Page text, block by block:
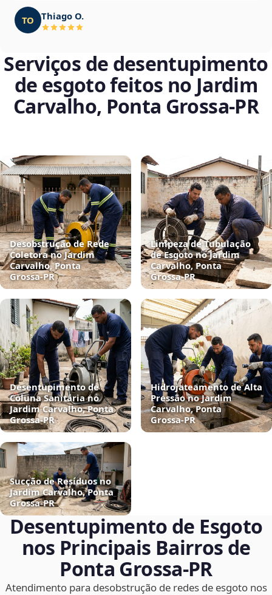
TO Thiago O.
Serviços de desentupimento
de esgoto feitos no Jardim
Carvalho, Ponta Grossa‑PR
Desobstrução de Rede
Coletora no Jardim
Carvalho, Ponta
Grossa‑PR
Limpeza de Tubulação
de Esgoto no Jardim
Carvalho, Ponta
Grossa‑PR
Desentupimento de
Coluna Sanitária no
Jardim Carvalho, Ponta
Grossa‑PR
Hidrojateamento de Alta
Pressão no Jardim
Carvalho, Ponta
Grossa‑PR
Sucção de Resíduos no
Jardim Carvalho, Ponta
Grossa‑PR
Desentupimento de Esgoto
nos Principais Bairros de
Ponta Grossa‑PR
Atendimento para desobstrução de redes de esgoto nos